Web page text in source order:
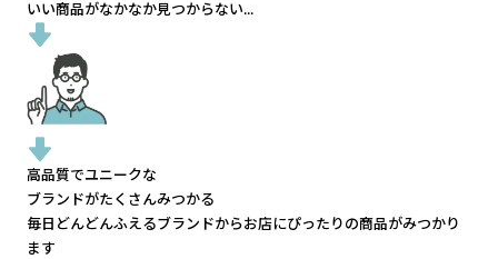
いい商品がなかなか見つからない...
高品質でユニークな
ブランドがたくさんみつかる
毎日どんどんふえるブランドからお店にぴったりの商品がみつかり
ます